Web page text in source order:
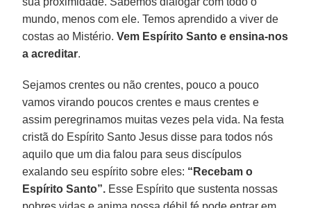
mundo, menos com ele. Temos aprendido a viver de
costas ao Mistério.Vem Espírito Santo e ensina-nos
a acreditar.
Sejamos crentes ou não crentes, pouco a pouco
vamos virando poucos crentes e maus crentes e
assim peregrinamos muitas vezes pela vida. Na festa
cristã do Espírito Santo Jesus disse para todos nós
aquilo que um dia falou para seus discípulos
exalando seu espírito sobre eles: “Recebam o
Espírito Santo”. Esse Espírito que sustenta nossas